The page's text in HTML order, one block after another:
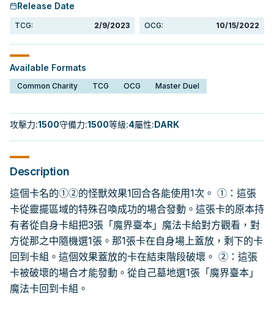
Release Date
TCG: 2/9/2023 OCG: 10/15/2022
Available Formats
Common Charity TCG OCG Master Duel
攻擊力:1500守備力:1500等級:4屬性:DARK
Description
這個卡名的①②的怪獸效果1回合各能使用1次。 ①：這張
卡從靈擺區域的特殊召喚成功的場合發動。這張卡的原本持
有者從自身卡組把3張「魔界臺本」魔法卡給對方觀看，對
方從那之中隨機選1張。那1張卡在自身場上蓋放，剩下的卡
回到卡組。這個效果蓋放的卡在結束階段破壞。 ②：這張
卡被破壞的場合才能發動。從自己墓地選1張「魔界臺本」
魔法卡回到卡組。